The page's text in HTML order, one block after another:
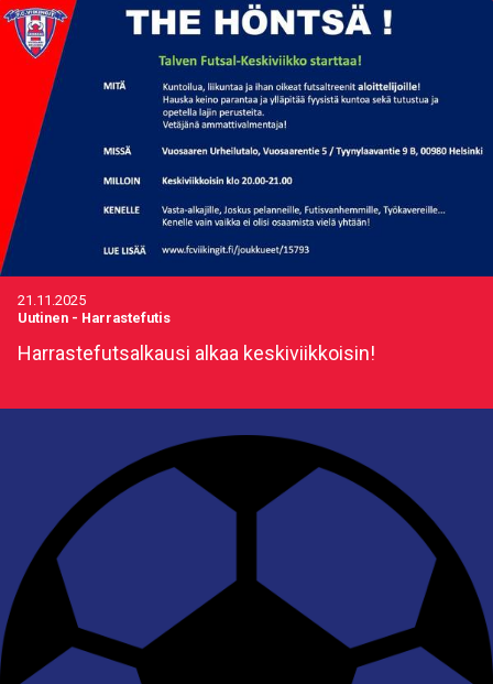
21.11.2025
Uutinen - Harrastefutis
Harrastefutsalkausi alkaa keskiviikkoisin!